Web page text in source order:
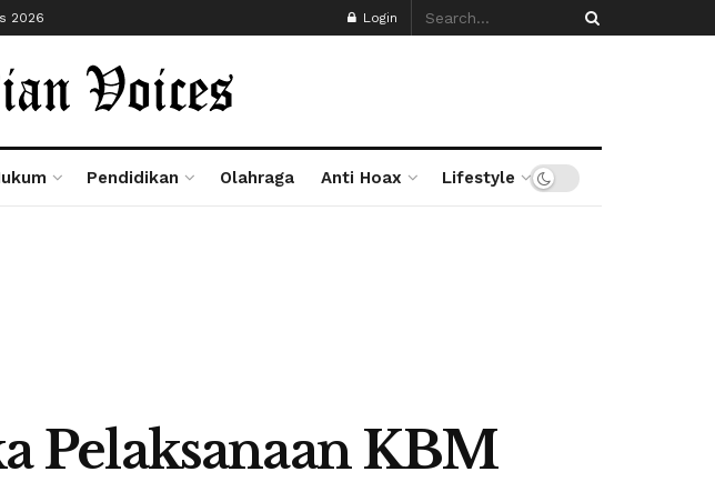
2026 Login
Pendidikan Olahraga Anti Hoax Lifestyle
Pelaksanaan KBM